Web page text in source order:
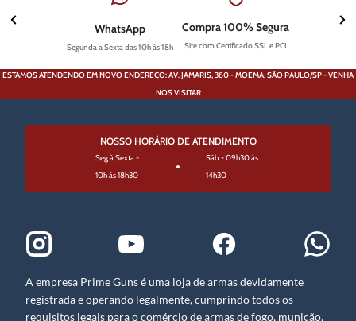
WhatsApp
Segunda a Sexta das 10h às 18h
Compra 100% Segura
Site com Certificado SSL e PCI
ESTAMOS ATENDENDO EM NOVO ENDEREÇO: AV. JAMARIS, 380 - MOEMA, SÃO PAULO/SP - VENHA
NOS VISITAR
NOSSO HORÁRIO DE ATENDIMENTO
Seg à Sexta -
10h às 18h30
Sáb - 09h30 às
14h30
A empresa Prime Guns é uma loja de armas devidamente
registrada e operando legalmente, cumprindo todos os
requisitos legais para o comércio de armas de fogo, munição,